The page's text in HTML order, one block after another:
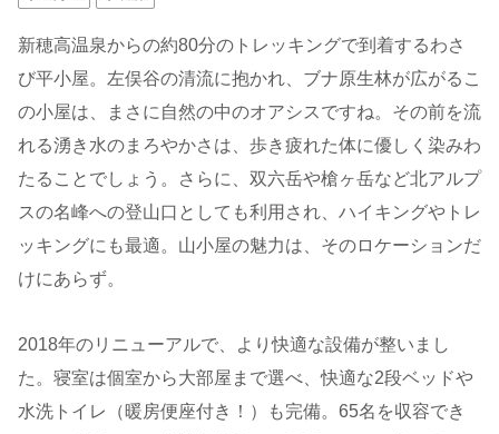
新穂高温泉からの約80分のトレッキングで到着するわさ
び平小屋。左俣谷の清流に抱かれ、ブナ原生林が広がるこ
の小屋は、まさに自然の中のオアシスですね。その前を流
れる湧き水のまろやかさは、歩き疲れた体に優しく染みわ
たることでしょう。さらに、双六岳や槍ヶ岳など北アルプ
スの名峰への登山口としても利用され、ハイキングやトレ
ッキングにも最適。山小屋の魅力は、そのロケーションだ
けにあらず。
2018年のリニューアルで、より快適な設備が整いまし
た。寝室は個室から大部屋まで選べ、快適な2段ベッドや
水洗トイレ（暖房便座付き！）も完備。65名を収容でき